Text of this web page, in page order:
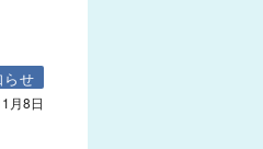
らせ
月8日